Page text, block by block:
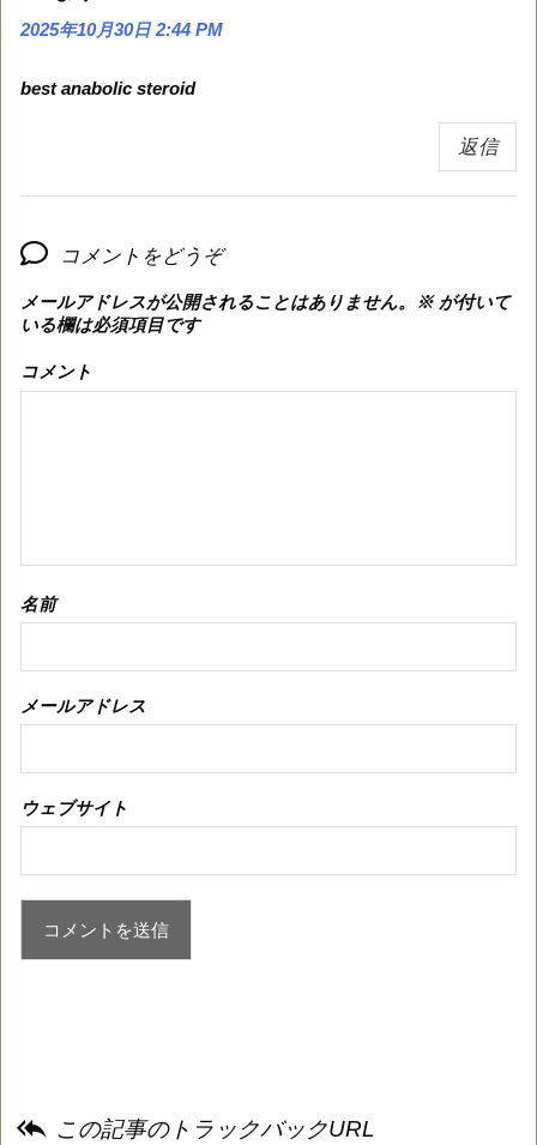
2025年10月30日 2:44 PM
best anabolic steroid
返信
コメントをどうぞ
メールアドレスが公開されることはありません。 ※が付いて
いる欄は必須項目です
コメント
名前
メールアドレス
ウェブサイト
 この記事のトラックバックURL